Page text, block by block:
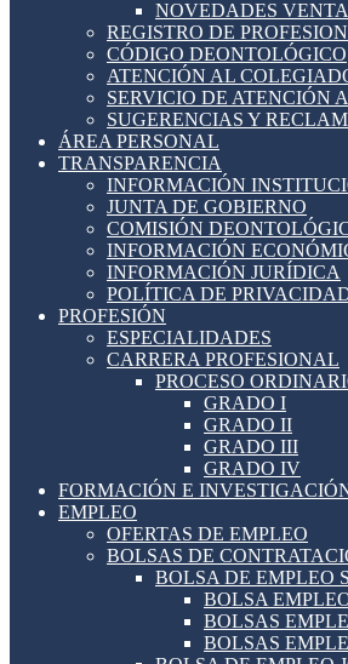
NOVEDADES
REGISTRO DE
CÓDIGO DEONTOLÓGICO
ATENCIÓN AL
SERVICIO DE ATENCIÓN
SUGERENCIAS Y
ÁREA PERSONAL
TRANSPARENCIA
INFORMACIÓN
JUNTA DE GOBIERNO
COMISIÓN
INFORMACIÓN
INFORMACIÓN JURÍDICA
POLÍTICA DE
PROFESIÓN
ESPECIALIDADES
CARRERA PROFESIONAL
PROCESO
GRADO I
GRADO II
GRADO III
GRADO IV
FORMACIÓN E
EMPLEO
OFERTAS DE EMPLEO
BOLSAS DE
BOLSA DE EMPLEO
BOLSA
BOLSAS
BOLSAS